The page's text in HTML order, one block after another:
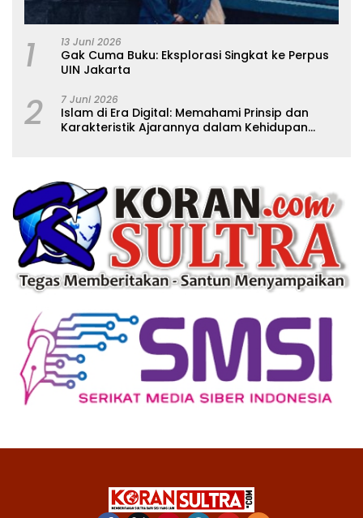
1 13 Juni 2026
Gak Cuma Buku: Eksplorasi Singkat ke Perpus
UIN Jakarta
2 7 Juni 2026
Islam di Era Digital: Memahami Prinsip dan
Karakteristik Ajarannya dalam Kehidupan